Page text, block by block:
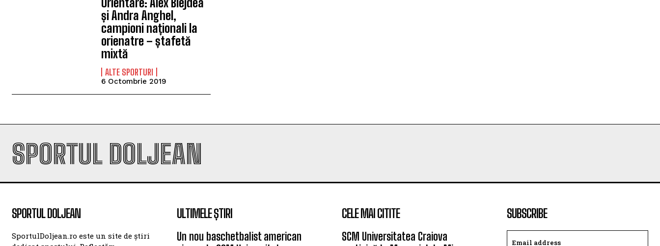
și Andra Anghel,
campioni naționali la
orienatre – ștafetă
mixtă
ALTE SPORTURI
6 Octombrie 2019
SPORTUL DOLJEAN
SPORTUL DOLJEAN
SportulDoljean.ro este un site de știri
ULTIMELE ȘTIRI
Un nou baschetbalist american
CELE MAI CITITE
SCM Universitatea Craiova
SUBSCRIBE